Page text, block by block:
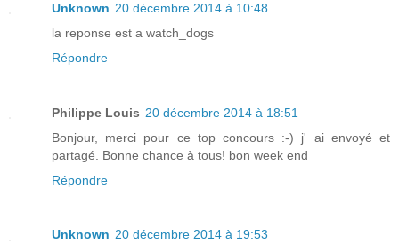
Unknown 20 décembre 2014 à 10:48
la reponse est a watch_dogs
Répondre
Philippe Louis 20 décembre 2014 à 18:51
Bonjour, merci pour ce top concours :-) j' ai envoyé et
partagé. Bonne chance à tous! bon week end
Répondre
Unknown 20 décembre 2014 à 19:53